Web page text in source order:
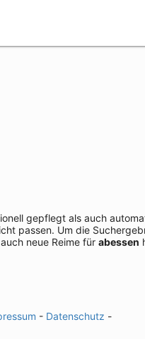
gepflegt als auch
passen. Um die
neue Reime für abessen
- Datenschutz -